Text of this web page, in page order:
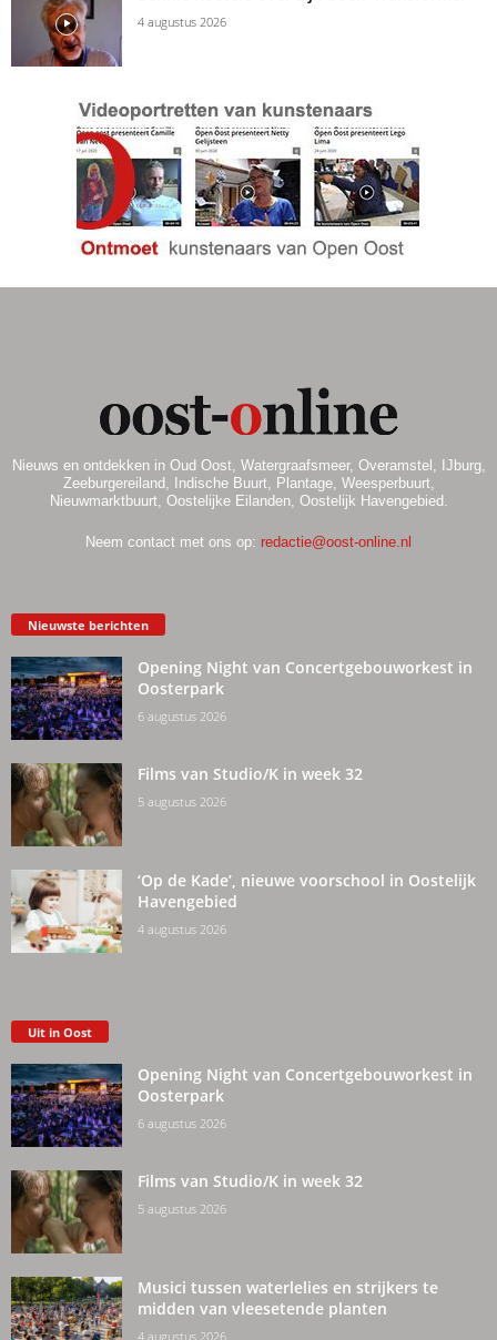
4 augustus 2026
Nieuws en ontdekken in Oud Oost, Watergraafsmeer, Overamstel, IJburg,
Zeeburgereiland, Indische Buurt, Plantage, Weesperbuurt,
Nieuwmarktbuurt, Oostelijke Eilanden, Oostelijk Havengebied.
Neem contact met ons op: redactie@oost-online.nl
Nieuwste berichten
Opening Night van Concertgebouworkest in
Oosterpark
6 augustus 2026
Films van Studio/K in week 32
5 augustus 2026
‘Op de Kade’, nieuwe voorschool in Oostelijk
Havengebied
4 augustus 2026
Uit in Oost
Opening Night van Concertgebouworkest in
Oosterpark
6 augustus 2026
Films van Studio/K in week 32
5 augustus 2026
Musici tussen waterlelies en strijkers te
midden van vleesetende planten
4 augustus 2026